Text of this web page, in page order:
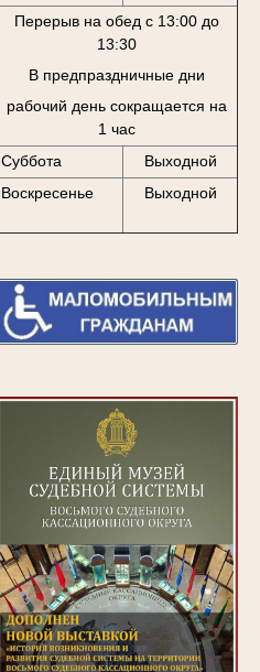
Перерыв на обед с 13:00 до
13:30
В предпраздничные дни
рабочий день сокращается на
1 час
Суббота
Выходной
Воскресенье
Выходной